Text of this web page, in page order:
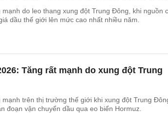
do leo thang xung đột Trung Đông, khi nguồn
dầu thế giới lên mức cao nhất nhiều năm.
Tăng rất mạnh do xung đột Trung
trên thị trường thế giới khi xung đột Trung
đoạn vận chuyển dầu qua eo biển Hormuz.